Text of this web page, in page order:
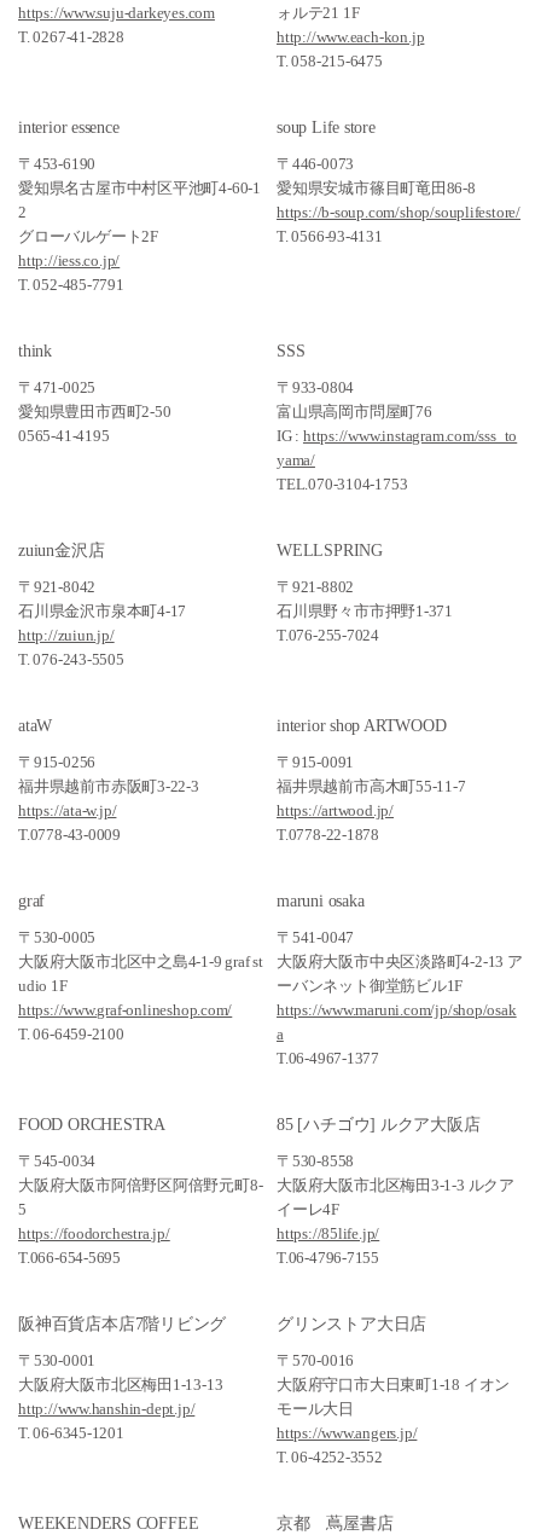
https://www.suju-darkeyes.com
T. 0267-41-2828
ォルテ21 1F
http://www.each-kon.jp
T. 058-215-6475
interior essence
〒453-6190
愛知県名古屋市中村区平池町4-60-1
2
グローバルゲート2F
http://iess.co.jp/
T. 052-485-7791
soup Life store
〒446-0073
愛知県安城市篠目町竜田86-8
https://b-soup.com/shop/souplifestore/
T. 0566-93-4131
think
〒471-0025
愛知県豊田市西町2-50
0565-41-4195
SSS
〒933-0804
富山県高岡市問屋町76
IG : https://www.instagram.com/sss_to
yama/
TEL.070-3104-1753
zuiun金沢店
〒921-8042
石川県金沢市泉本町4-17
http://zuiun.jp/
T. 076-243-5505
WELLSPRING
〒921-8802
石川県野々市市押野1-371
T.076-255-7024
ataW
〒915-0256
福井県越前市赤阪町3-22-3
https://ata-w.jp/
T.0778-43-0009
interior shop ARTWOOD
〒915-0091
福井県越前市高木町55-11-7
https://artwood.jp/
T.0778-22-1878
graf
〒530-0005
大阪府大阪市北区中之島4-1-9 graf st
udio 1F
https://www.graf-onlineshop.com/
T. 06-6459-2100
maruni osaka
〒541-0047
大阪府大阪市中央区淡路町4-2-13 ア
ーバンネット御堂筋ビル1F
https://www.maruni.com/jp/shop/osak
a
T.06-4967-1377
FOOD ORCHESTRA
〒545-0034
大阪府大阪市阿倍野区阿倍野元町8-
5
https://foodorchestra.jp/
T.066-654-5695
85 [ハチゴウ] ルクア大阪店
〒530-8558
大阪府大阪市北区梅田3-1-3 ルクア
イーレ4F
https://85life.jp/
T.06-4796-7155
阪神百貨店本店7階リビング
〒530-0001
大阪府大阪市北区梅田1-13-13
http://www.hanshin-dept.jp/
T. 06-6345-1201
グリンストア大日店
〒570-0016
大阪府守口市大日東町1-18 イオン
モール大日
https://www.angers.jp/
T. 06-4252-3552
WEEKENDERS COFFEE
京都 蔦屋書店